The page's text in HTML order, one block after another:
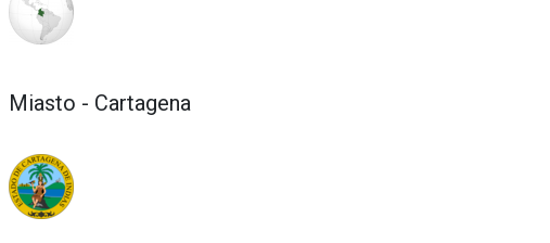
Miasto - Cartagena